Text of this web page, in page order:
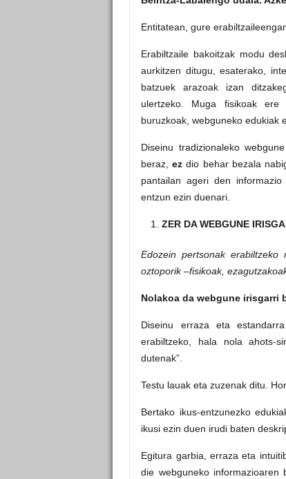
Entitatean, gure
Erabiltzaile bakoitzak modu
aurkitzen ditugu, esaterako,
batzuek arazoak izan
ulertzeko. Muga fisikoak ere
buruzkoak, webguneko edukiak
Diseinu tradizionaleko
beraz,ez dio behar bezala
pantailan ageri den
entzun ezin duenari.
ZER DA WEBGUNE
Edozein pertsonak
oztoporik –fisikoak,
Nolakoa da webgune irisgarri
Diseinu erraza eta
erabiltzeko, hala nola ahots-
dutenak”.
Testu lauak eta zuzenak ditu.
Bertako ikus-entzunezko
ikusi ezin duen irudi baten
Egitura garbia, erraza eta
die webguneko informazioaren